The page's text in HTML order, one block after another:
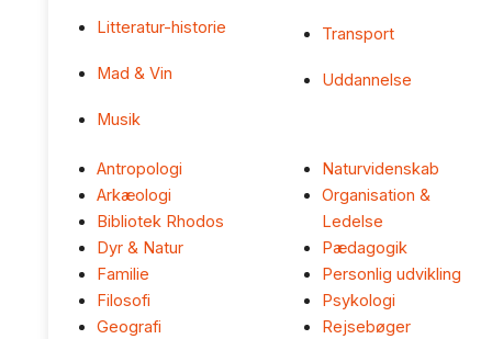
Litteratur-historie
Mad & Vin
Musik
Transport
Uddannelse
Antropologi
Arkæologi
Bibliotek Rhodos
Dyr & Natur
Familie
Filosofi
Geografi
Naturvidenskab
Organisation &
Ledelse
Pædagogik
Personlig udvikling
Psykologi
Rejsebøger